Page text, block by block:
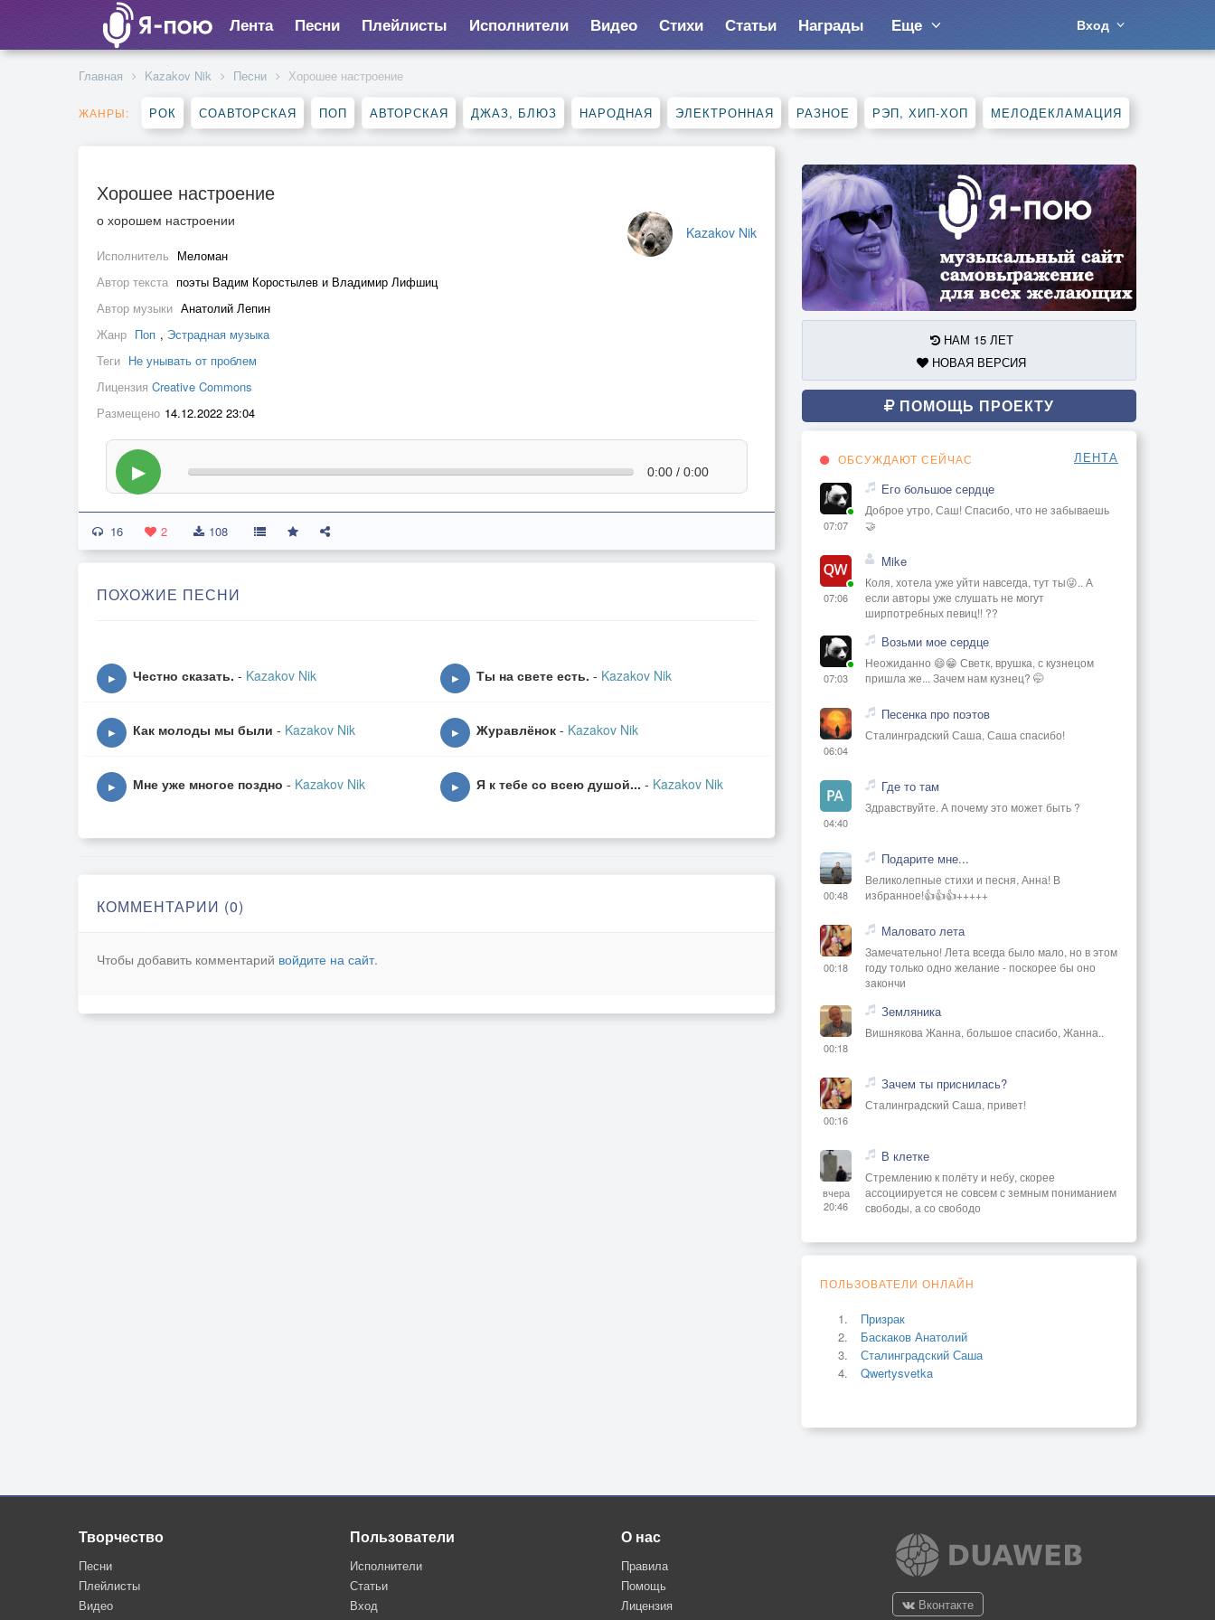
Лента Песни Плейлисты Исполнители Видео Стихи Статьи Награды Еще Вход
Главная Kazakov Nik Песни Хорошее настроение
ЖАНРЫ: РОК СОАВТОРСКАЯ ПОП АВТОРСКАЯ ДЖАЗ, БЛЮЗ НАРОДНАЯ ЭЛЕКТРОННАЯ РАЗНОЕ РЭП, ХИП-ХОП МЕЛОДЕКЛАМАЦИЯ
Хорошее настроение
Kazakov Nik
о хорошем настроении
Исполнитель Меломан
Автор текста поэты Вадим Коростылев и Владимир Лифшиц
Автор музыки Анатолий Лепин
Жанр Поп , Эстрадная музыка
Теги Не унывать от проблем
Лицензия Creative Commons
Размещено 14.12.2022 23:04
▶ 0:00 / 0:00
16 2 108
ПОХОЖИЕ ПЕСНИ
▶ Честно сказать. - Kazakov Nik ▶ Ты на свете есть. - Kazakov Nik
▶ Как молоды мы были - Kazakov Nik ▶ Журавлёнок - Kazakov Nik
▶ Мне уже многое поздно - Kazakov Nik ▶ Я к тебе со всею душой... - Kazakov Nik
КОММЕНТАРИИ (0)
Чтобы добавить комментарий войдите на сайт.
НАМ 15 ЛЕТ
НОВАЯ ВЕРСИЯ
ПОМОЩЬ ПРОЕКТУ
ОБСУЖДАЮТ СЕЙЧАС ЛЕНТА
07:07
Его большое сердце
Доброе утро, Саш! Спасибо, что не забываешь
🤝
07:06
Mike
Коля, хотела уже уйти навсегда, тут ты😜.. А
если авторы уже слушать не могут
ширпотребных певиц!! ??
07:03
Возьми мое сердце
Неожиданно 😄😁 Светк, врушка, с кузнецом
пришла же... Зачем нам кузнец? 🤭
06:04
Песенка про поэтов
Сталинградский Саша, Саша спасибо!
04:40
Где то там
Здравствуйте. А почему это может быть ?
00:48
Подарите мне...
Великолепные стихи и песня, Анна! В
избранное!👍👍👍+++++
00:18
Маловато лета
Замечательно! Лета всегда было мало, но в этом
году только одно желание - поскорее бы оно
закончи
00:18
Земляника
Вишнякова Жанна, большое спасибо, Жанна..
00:16
Зачем ты приснилась?
Сталинградский Саша, привет!
вчера
20:46
В клетке
Стремлению к полёту и небу, скорее
ассоциируется не совсем с земным пониманием
свободы, а со свободо
ПОЛЬЗОВАТЕЛИ ОНЛАЙН
Призрак
Баскаков Анатолий
Сталинградский Саша
Qwertysvetka
Творчество
Песни
Плейлисты
Видео
Пользователи
Исполнители
Статьи
Вход
О нас
Правила
Помощь
Лицензия
Вконтакте